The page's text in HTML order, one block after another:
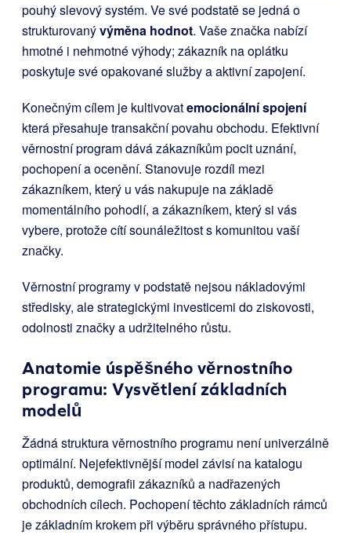
pouhý slevový systém. Ve své podstatě se jedná o
strukturovanývýměna hodnot. Vaše značka nabízí
hmotné i nehmotné výhody; zákazník na oplátku
poskytuje své opakované služby a aktivní zapojení.
Konečným cílem je kultivovatemocionální spojení
která přesahuje transakční povahu obchodu. Efektivní
věrnostní program dává zákazníkům pocit uznání,
pochopení a ocenění. Stanovuje rozdíl mezi
zákazníkem, který u vás nakupuje na základě
momentálního pohodlí, a zákazníkem, který si vás
vybere, protože cítí sounáležitost s komunitou vaší
značky.
Věrnostní programy v podstatě nejsou nákladovými
středisky, ale strategickými investicemi do ziskovosti,
odolnosti značky a udržitelného růstu.
Anatomie úspěšného věrnostního
programu: Vysvětlení základních
modelů
Žádná struktura věrnostního programu není univerzálně
optimální. Nejefektivnější model závisí na katalogu
produktů, demografii zákazníků a nadřazených
obchodních cílech. Pochopení těchto základních rámců
je základním krokem při výběru správného přístupu.